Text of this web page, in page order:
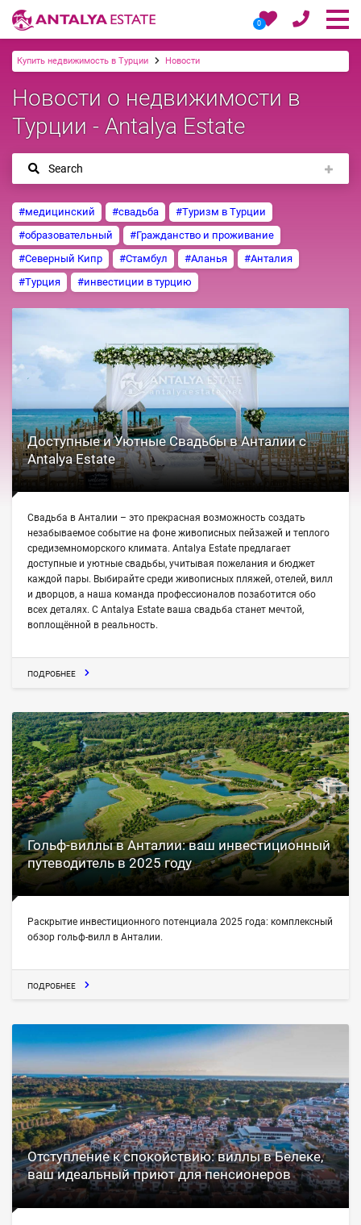
0
Купить недвижимость в Турции Новости
Новости о недвижимости в
Турции - Antalya Estate
Search
#медицинский #свадьба
#Туризм в Турции
#образовательный
#Гражданство и проживание
#Северный Кипр
#Стамбул #Аланья
#Анталия
#Турция
#инвестиции в турцию
Доступные и Уютные Свадьбы в Анталии с
Antalya Estate
Свадьба в Анталии – это прекрасная возможность создать
незабываемое событие на фоне живописных пейзажей и теплого
средиземноморского климата. Antalya Estate предлагает
доступные и уютные свадьбы, учитывая пожелания и бюджет
каждой пары. Выбирайте среди живописных пляжей, отелей, вилл
и дворцов, а наша команда профессионалов позаботится обо
всех деталях. С Antalya Estate ваша свадьба станет мечтой,
воплощённой в реальность.
ПОДРОБНЕЕ
Гольф-виллы в Анталии: ваш инвестиционный
путеводитель в 2025 году
Раскрытие инвестиционного потенциала 2025 года: комплексный
обзор гольф-вилл в Анталии.
ПОДРОБНЕЕ
Отступление к спокойствию: виллы в Белеке,
ваш идеальный приют для пенсионеров